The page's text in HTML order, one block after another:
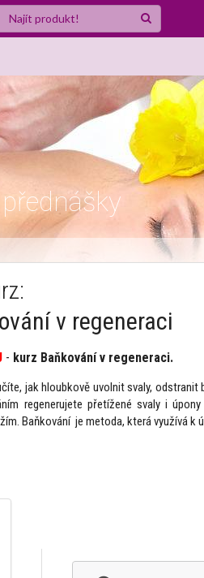
v regeneraci
- kurz Baňkování v regeneraci.
jak hloubkově uvolnit svaly, odstranit
regenerujete přetížené svaly i
Baňkování je metoda, která využívá k